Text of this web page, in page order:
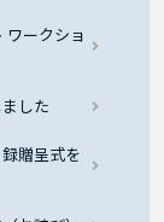
ークショ
した
贈呈式を